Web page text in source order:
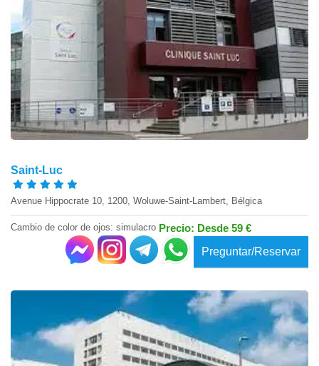
Saint-Luc
Avenue Hippocrate 10, 1200, Woluwe-Saint-Lambert, Bélgica
Cambio de color de ojos: simulacro Precio: Desde 59 €
Preguntar/Reservar